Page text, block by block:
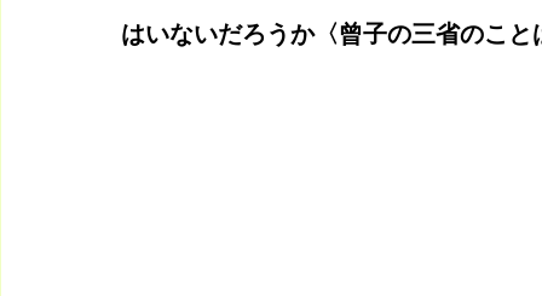
はいないだろうか〈曾子の三省のこと